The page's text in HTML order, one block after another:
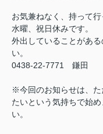
お気兼ねなく、持って行
水曜、祝日休みです。
外出していることがあ
い。
0438-22-7771 鎌田
※今回のお知らせは、た
たいという気持ちで始
い。